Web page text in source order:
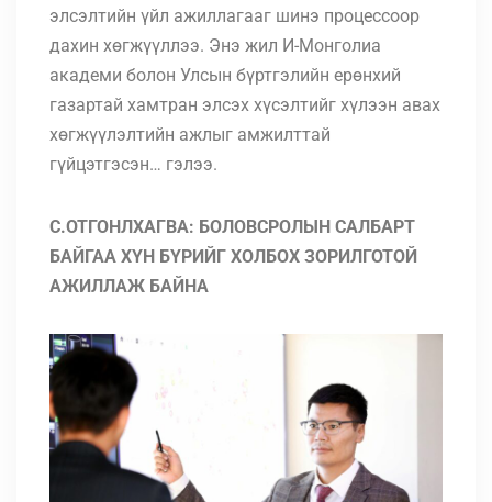
элсэлтийн үйл ажиллагааг шинэ процессоор
дахин хөгжүүллээ. Энэ жил И-Монголиа
академи болон Улсын бүртгэлийн ерөнхий
газартай хамтран элсэх хүсэлтийг хүлээн авах
хөгжүүлэлтийн ажлыг амжилттай
гүйцэтгэсэн… гэлээ.
С.ОТГОНЛХАГВА: БОЛОВСРОЛЫН САЛБАРТ
БАЙГАА ХҮН БҮРИЙГ ХОЛБОХ ЗОРИЛГОТОЙ
АЖИЛЛАЖ БАЙНА